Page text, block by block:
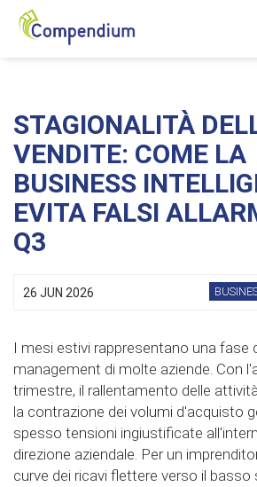
Skip to main content
STAGIONALITÀ
VENDITE: COME LA
BUSINESS
EVITA FALSI
Q3
26 JUN 2026
I mesi estivi rappresentano una fase
management di molte aziende. Con
trimestre, il rallentamento delle
la contrazione dei volumi d'acquisto
spesso tensioni ingiustificate
direzione aziendale. Per un
curve dei ricavi flettere verso il basso